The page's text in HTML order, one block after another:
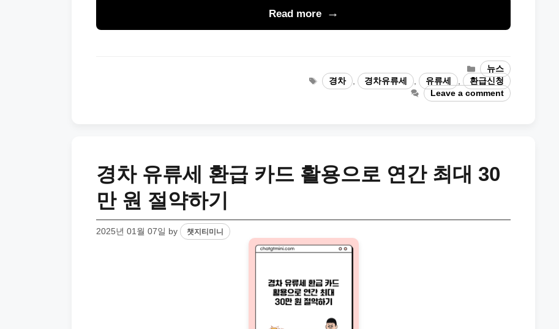
Read more
Categories
뉴스
Tags경차 , 경차유류세 , 유류세 ,
환급신청
Leave a comment
경차 유류세 환급 카드 활용으로 연간 최대 30
만 원 절약하기
2025년 01월 07일 by 챗지티미니